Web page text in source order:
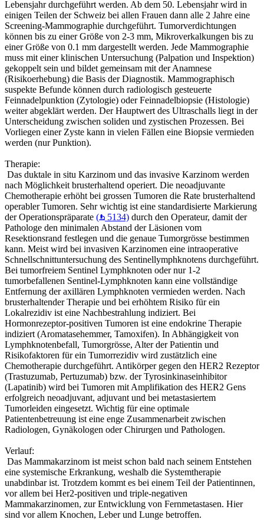
Lebensjahr durchgeführt werden. Ab dem 50. Lebensjahr wird in
einigen Teilen der Schweiz bei allen Frauen dann alle 2 Jahre eine
Screening-Mammographie durchgeführt. Tumorverdichtungen
können bis zu einer Größe von 2-3 mm, Mikroverkalkungen bis zu
einer Größe von 0.1 mm dargestellt werden. Jede Mammographie
muss mit einer klinischen Untersuchung (Palpation und Inspektion)
gekoppelt sein und bildet gemeinsam mit der Anamnese
(Risikoerhebung) die Basis der Diagnostik. Mammographisch
suspekte Befunde können durch radiologisch gesteuerte
Feinnadelpunktion (Zytologie) oder Feinnadelbiopsie (Histologie)
weiter abgeklärt werden. Der Hauptwert des Ultraschalls liegt in der
Unterscheidung zwischen soliden und zystischen Prozessen. Bei
Vorliegen einer Zyste kann in vielen Fällen eine Biopsie vermieden
werden (nur Punktion).
Therapie:
Das duktale in situ Karzinom und das invasive Karzinom werden
nach Möglichkeit brusterhaltend operiert. Die neoadjuvante
Chemotherapie erhöht bei grossen Tumoren die Rate brusterhaltend
operabler Tumoren. Sehr wichtig ist eine standardisierte Markierung
der Operationspräparate ( 5134) durch den Operateur, damit der
Pathologe den minimalen Abstand der Läsionen vom
Resektionsrand festlegen und die genaue Tumorgrösse bestimmen
kann. Meist wird bei invasiven Karzinomen eine intraoperative
Schnellschnittuntersuchung des Sentinellymphknotens durchgeführt.
Bei tumorfreiem Sentinel Lymphknoten oder nur 1-2
tumorbefallenen Sentinel-Lymphknoten kann eine vollständige
Entfernung der axillären Lymphknoten vermieden werden. Nach
brusterhaltender Therapie und bei erhöhtem Risiko für ein
Lokalrezidiv ist eine Nachbestrahlung indiziert. Bei
Hormonrezeptor-positiven Tumoren ist eine endokrine Therapie
indiziert (Aromatasehemmer, Tamoxifen). In Abhängigkeit von
Lymphknotenbefall, Tumorgrösse, Alter der Patientin und
Risikofaktoren für ein Tumorrezidiv wird zustätzlich eine
Chemotherapie durchgeführt. Antikörper gegen den HER2 Rezeptor
(Trastuzumab, Pertuzumab) bzw. der Tyrosinkinaseinhibitor
(Lapatinib) wird bei Tumoren mit Amplifikation des HER2 Gens
erfolgreich neoadjuvant, adjuvant und bei metastasiertem
Tumorleiden eingesetzt. Wichtig für eine optimale
Patientenbetreuung ist eine enge Zusammenarbeit zwischen
Radiologen, Gynäkologen oder Chirurgen und Pathologen.
Verlauf:
Das Mammakarzinom ist meist schon bald nach seinem Entstehen
eine systemische Erkrankung, weshalb die Systemtherapie
unabdinbar ist. Trotzdem kommt es bei einem Teil der Patientinnen,
vor allem bei Her2-positiven und triple-negativen
Mammakarzinomen, zur Entwicklung von Fernmetastasen. Hier
sind vor allem Knochen, Leber und Lunge betroffen.